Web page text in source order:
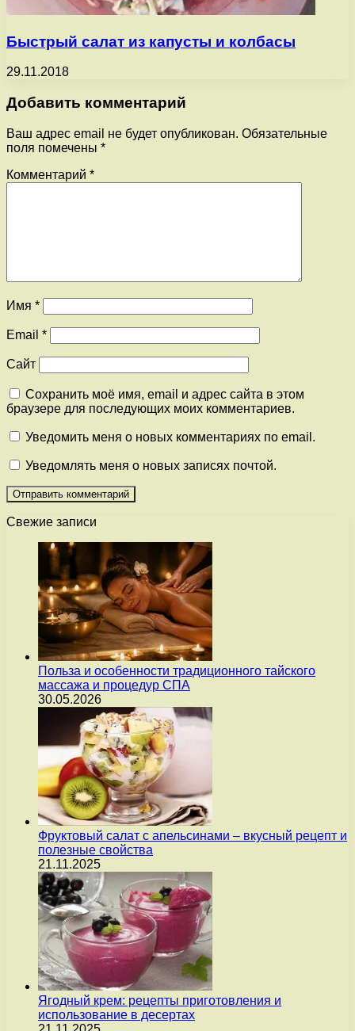
Быстрый салат из капусты и колбасы
29.11.2018
Добавить комментарий
Ваш адрес email не будет опубликован. Обязательные
поля помечены *
Комментарий *
Имя *
Email *
Сайт
Сохранить моё имя, email и адрес сайта в этом
браузере для последующих моих комментариев.
Уведомить меня о новых комментариях по email.
Уведомлять меня о новых записях почтой.
Свежие записи
Польза и особенности традиционного тайского
массажа и процедур СПА
30.05.2026
Фруктовый салат с апельсинами – вкусный рецепт и
полезные свойства
21.11.2025
Ягодный крем: рецепты приготовления и
использование в десертах